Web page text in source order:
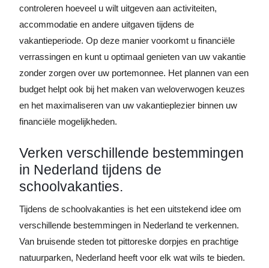
controleren hoeveel u wilt uitgeven aan activiteiten,
accommodatie en andere uitgaven tijdens de
vakantieperiode. Op deze manier voorkomt u financiële
verrassingen en kunt u optimaal genieten van uw vakantie
zonder zorgen over uw portemonnee. Het plannen van een
budget helpt ook bij het maken van weloverwogen keuzes
en het maximaliseren van uw vakantieplezier binnen uw
financiële mogelijkheden.
Verken verschillende bestemmingen
in Nederland tijdens de
schoolvakanties.
Tijdens de schoolvakanties is het een uitstekend idee om
verschillende bestemmingen in Nederland te verkennen.
Van bruisende steden tot pittoreske dorpjes en prachtige
natuurparken, Nederland heeft voor elk wat wils te bieden.